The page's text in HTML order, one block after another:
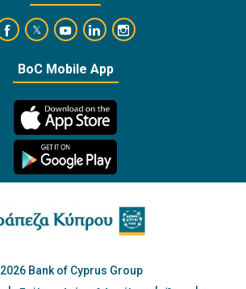
https://www.facebook.com/
https://twitter.com/bankofcyprus_
https://www.youtube.com/user/
https://www.linkedin.com/
https://
BoC Mobile App
2026 Bank of Cyprus Group